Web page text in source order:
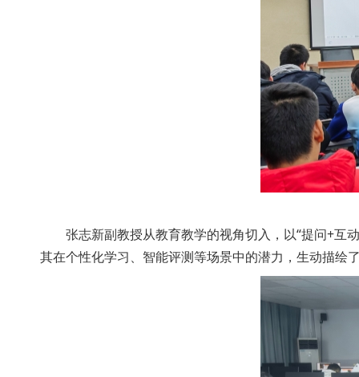
张志新副教授从教育教学的视角切入，以“提问+互
其在个性化学习、智能评测等场景中的潜力，生动描绘